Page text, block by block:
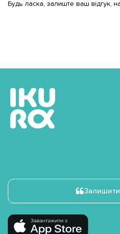
Будь ласка, залиште ваш відгук,
Залишити